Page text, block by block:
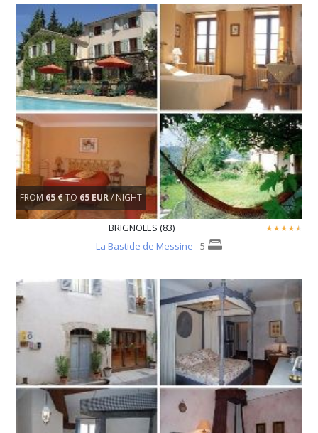
FROM 65 €TO 65 EUR/ NIGHT
BRIGNOLES (83)
La Bastide de Messine - 5